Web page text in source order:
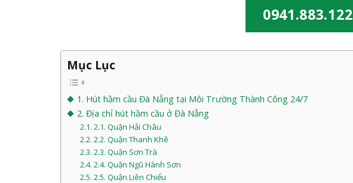
0941.883.122
Mục Lục
1. Hút hầm cầu Đà Nẵng tại Môi Trường Thành Công 24/7
2. Địa chỉ hút hầm cầu ở Đà Nẵng
2.1. Quận Hải Châu
2.2. Quận Thanh Khê
2.3. Quận Sơn Trà
2.4. Quận Ngũ Hành Sơn
2.5. Quận Liên Chiểu